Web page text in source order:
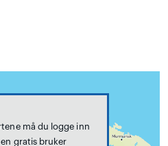
må du logge inn
en gratis bruker